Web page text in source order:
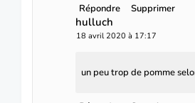
Répondre Supprimer
hulluch
18 avril 2020 à 17:17
un peu trop de pomme